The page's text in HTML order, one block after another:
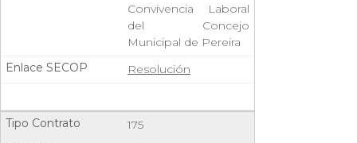
Convivencia Laboral
del Concejo
Municipal de Pereira
Resolución
175